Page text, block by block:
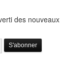
des nouveaux